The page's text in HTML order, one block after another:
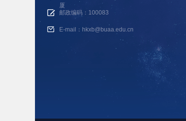
厦
邮政编码：100083
E-mail：hkxb@buaa.edu.cn